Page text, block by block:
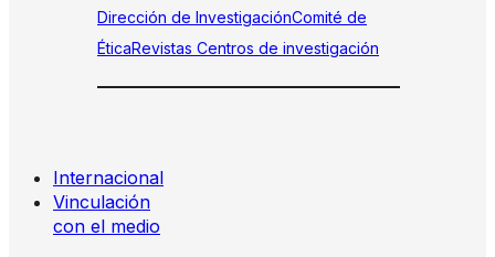
Dirección de InvestigaciónComité de
ÉticaRevistas Centros de investigación
Internacional
Vinculación
con el medio